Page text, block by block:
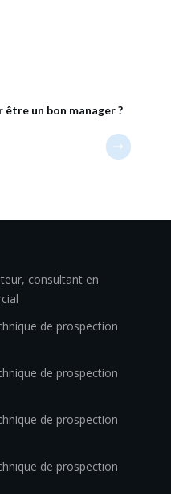
un bon manager ?
consultant en
de prospection
de prospection
de prospection
de prospection